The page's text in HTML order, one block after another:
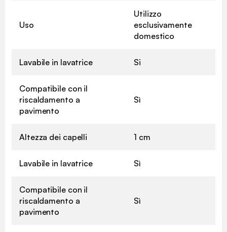
Uso
Utilizzo
esclusivamente
domestico
Lavabile in lavatrice Si
Compatibile con il
riscaldamento a
pavimento
Sì
Altezza dei capelli 1 cm
Lavabile in lavatrice Sì
Compatibile con il
riscaldamento a
pavimento
Sì